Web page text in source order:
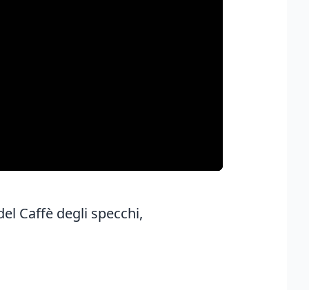
Caffè degli specchi,